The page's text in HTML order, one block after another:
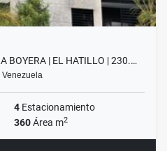
BOYERA | EL HATILLO | 230.…
Venezuela
4 Estacionamiento
360Área m2